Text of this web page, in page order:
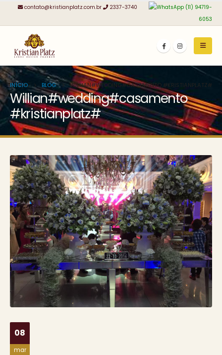
contato@kristianplatz.com.br 2337-3740
(11) 94719-
6053
INÍCIO BLOG WILLIAN#WEDDING#CASAMENTO #KRISTIANPLATZ#
Willian#wedding#casamento
#kristianplatz#
08
mar